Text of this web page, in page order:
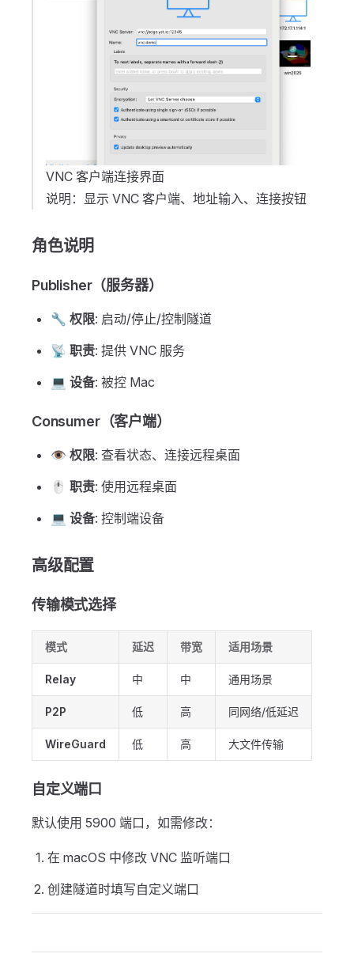
VNC 客户端连接界面
说明：显示 VNC 客户端、地址输入、连接按钮
角色说明
Publisher（服务器）
🔧 权限: 启动/停止/控制隧道
📡 职责: 提供 VNC 服务
💻 设备: 被控 Mac
Consumer（客户端）
👁️ 权限: 查看状态、连接远程桌面
🖱️ 职责: 使用远程桌面
💻 设备: 控制端设备
高级配置
传输模式选择
模式 延迟 带宽 适用场景
Relay 中 中 通用场景
P2P 低 高 同网络/低延迟
WireGuard 低 高 大文件传输
自定义端口
默认使用 5900 端口，如需修改：
在 macOS 中修改 VNC 监听端口
创建隧道时填写自定义端口